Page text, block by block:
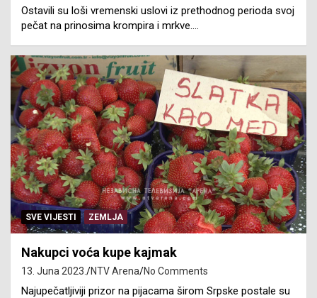
Ostavili su loši vremenski uslovi iz prethodnog perioda svoj
pečat na prinosima krompira i mrkve.…
SVE VIJESTI ZEMLJA
Nakupci voća kupe kajmak
13. Juna 2023. NTV Arena No Comments
Najupečatljiviji prizor na pijacama širom Srpske postale su